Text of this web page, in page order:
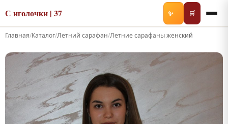
С иголочки | 37 ✨ 🛒
Главная/Каталог/Летний сарафан/Летние сарафаны женский